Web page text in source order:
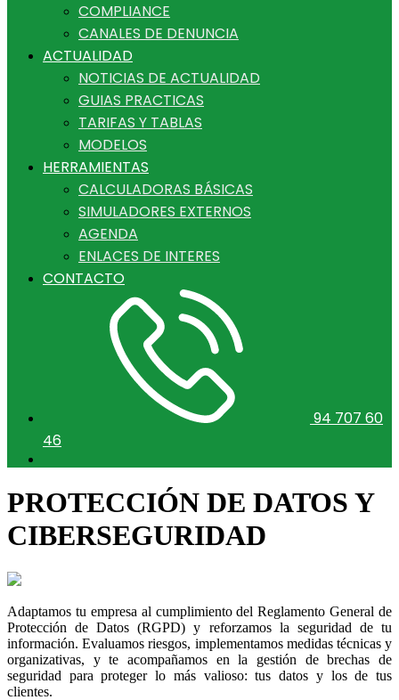
COMPLIANCE
CANALES DE DENUNCIA
ACTUALIDAD
NOTICIAS DE ACTUALIDAD
GUIAS PRACTICAS
TARIFAS Y TABLAS
MODELOS
HERRAMIENTAS
CALCULADORAS BÁSICAS
SIMULADORES EXTERNOS
AGENDA
ENLACES DE INTERES
CONTACTO
94 707 60
46
PROTECCIÓN DE DATOS Y
CIBERSEGURIDAD
Adaptamos tu empresa al cumplimiento del Reglamento General de
Protección de Datos (RGPD) y reforzamos la seguridad de tu
información. Evaluamos riesgos, implementamos medidas técnicas y
organizativas, y te acompañamos en la gestión de brechas de
seguridad para proteger lo más valioso: tus datos y los de tus
clientes.